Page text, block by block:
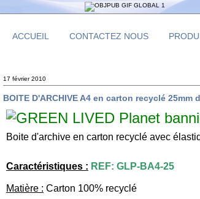
ACCUEIL CONTACTEZ NOUS
17 février 2010
BOITE D'ARCHIVE A4 en carton recyclé 25mm
Boite d'archive en carton recyclé avec
Caractéristiques : REF: GLP-BA4-25
Matière : Carton 100% recyclé